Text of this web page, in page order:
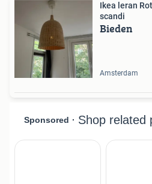
Ikea leran
scandi
Bieden
Amsterdam